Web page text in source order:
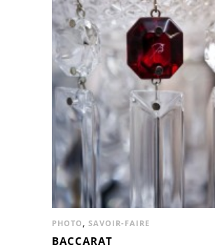
PHOTO, SAVOIR-FAIRE
BACCARAT